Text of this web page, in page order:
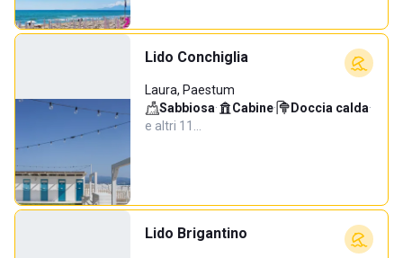
Lido Conchiglia
Laura, Paestum
Sabbiosa· Cabine· Doccia calda·
e altri 11…
Lido Brigantino